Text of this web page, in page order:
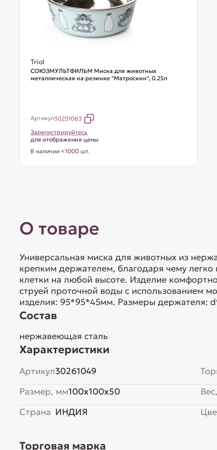
Triol
СОЮЗМУЛЬТФИЛЬМ Миска для животных
металлическая на резинке "Матроскин", 0.25л
Артикул30251063
Зарегистрируйтесь
для отображения цены
В наличии <1000 шт.
О товаре
Универсальная миска для животных из
крепким держателем, благодаря чему легко
клетки на любой высоте. Изделие
струей проточной воды с использованием
изделия: 95*95*45мм. Размеры держателя:
Состав
нержавеющая сталь
Характеристики
Артикул30261049
Размер, мм100x100x50
Страна ИНДИЯ
Торговая марка